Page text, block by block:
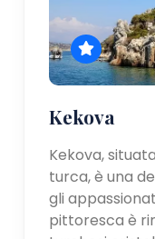
Kekova
Kekova,
turca, è una
gli
pittoresca è